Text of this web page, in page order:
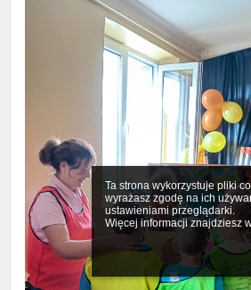
Ta strona wykorzystuje pliki
wyrażasz zgodę na ich
ustawieniami przeglądarki.
Więcej informacji znajdziesz